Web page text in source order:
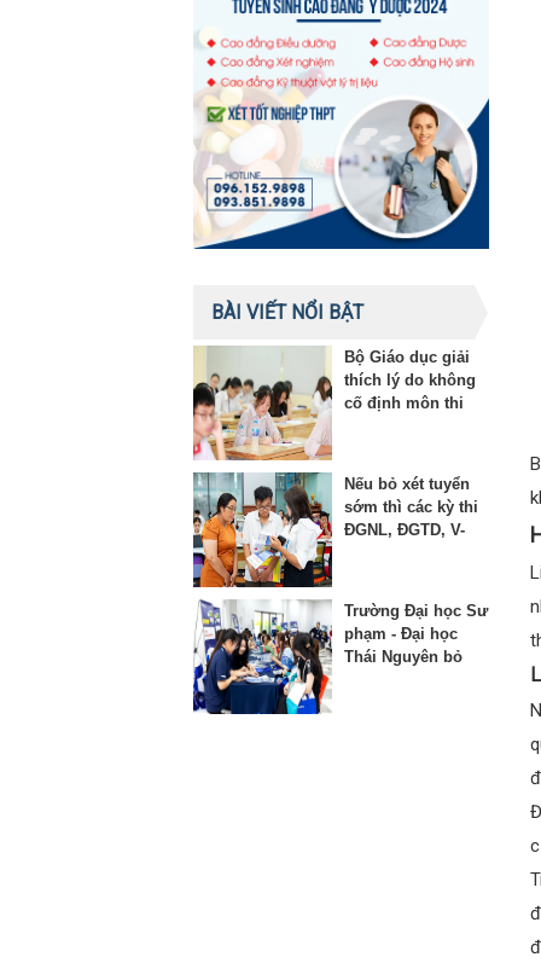
BÀI VIẾT NỔI BẬT
Bộ Giáo dục giải
thích lý do không
cố định môn thi
Nếu bỏ xét tuyển
sớm thì các kỳ thi
ĐGNL, ĐGTD, V-
Trường Đại học Sư
phạm - Đại học
Thái Nguyên bỏ